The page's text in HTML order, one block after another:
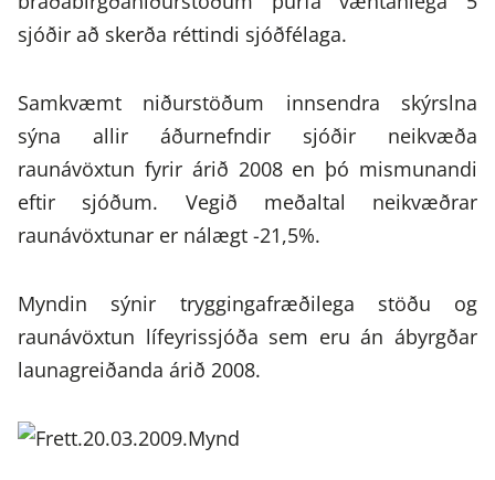
sjóðir að skerða réttindi sjóðfélaga.
Samkvæmt niðurstöðum innsendra skýrslna
sýna allir áðurnefndir sjóðir neikvæða
raunávöxtun fyrir árið 2008 en þó mismunandi
eftir sjóðum. Vegið meðaltal neikvæðrar
raunávöxtunar er nálægt -21,5%.
Myndin sýnir tryggingafræðilega stöðu og
raunávöxtun lífeyrissjóða sem eru án ábyrgðar
launagreiðanda árið 2008.